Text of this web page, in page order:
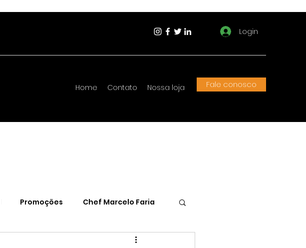
Login
Home Contato Nossa loja Fale conosco
Promoções Chef Marcelo Faria
Para as crianças